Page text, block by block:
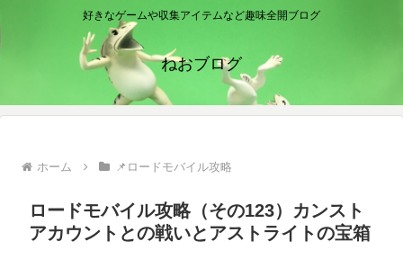
好きなゲームや収集アイテムなど趣味全開ブログ
ねおブログ
ホーム 📌ロードモバイル攻略
ロードモバイル攻略（その123）カンスト
アカウントとの戦いとアストライトの宝箱